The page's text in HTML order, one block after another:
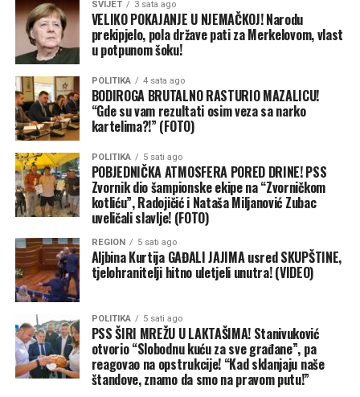
ljudi, promociju turizma i očuvanje duha zajedništva u
Zvorniku.
Banjaluka24
smo radili do sada i imamo
elana da nastavimo”,
poručio je Stanivuković.
On se ovom prilikom osvrnuo i na opstrukcije i probleme
sa kojima se PSS suočio tokom postavljanja štandova za
prikupljanje potpisa u okviru narodne inicijative
„Zdravlje bez poreza“. Iako su svi zahtjevi predati na
vrijeme, pisani odgovor od nadležnih organa nikada nije
stigao.
SVIJET 3 sata ago
VELIKO POKAJANJE U NJEMAČKOJ! Narodu
prekipjelo, pola države pati za Merkelovom, vlast
u potpunom šoku!
POLITIKA 4 sata ago
BODIROGA BRUTALNO RASTURIO MAZALICU!
“Gde su vam rezultati osim veza sa narko
kartelima?!” (FOTO)
POLITIKA 5 sati ago
POBJEDNIČKA ATMOSFERA PORED DRINE! PSS
Zvornik dio šampionske ekipe na “Zvorničkom
kotliću”, Radojičić i Nataša Miljanović Zubac
uveličali slavlje! (FOTO)
REGION 5 sati ago
Aljbina Kurtija GAĐALI JAJIMA usred SKUPŠTINE,
tjelohranitelji hitno uletjeli unutra! (VIDEO)
POLITIKA 5 sati ago
PSS ŠIRI MREŽU U LAKTAŠIMA! Stanivuković
otvorio “Slobodnu kuću za sve građane”, pa
reagovao na opstrukcije! “Kad sklanjaju naše
štandove, znamo da smo na pravom putu!”